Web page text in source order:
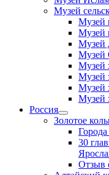
Музей
Музей
Музей
Музей
Музей
Музей
Музей
Музей
Музей
Россия
Золотое
30
Отзыв